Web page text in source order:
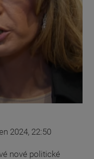
2024, 22:50
nové politické